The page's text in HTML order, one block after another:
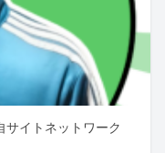
サイトネットワーク